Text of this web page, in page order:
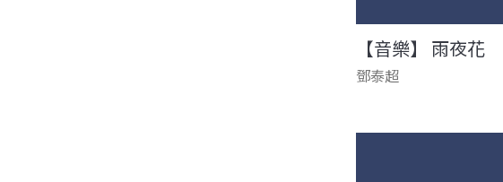
【音樂】 雨夜花
鄧泰超